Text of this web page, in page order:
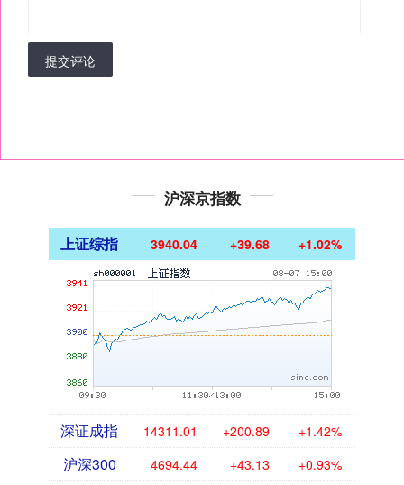
提交评论
沪深京指数
上证综指 3940.04 +39.68 +1.02%
深证成指 14311.01 +200.89 +1.42%
沪深300 4694.44 +43.13 +0.93%